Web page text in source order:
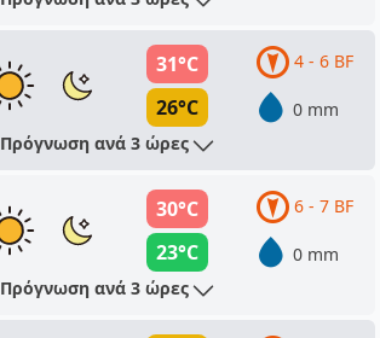
31°C
26°C
4 - 6 BF
0 mm
Πρόγνωση ανά 3 ώρες
30°C
23°C
6 - 7 BF
0 mm
Πρόγνωση ανά 3 ώρες